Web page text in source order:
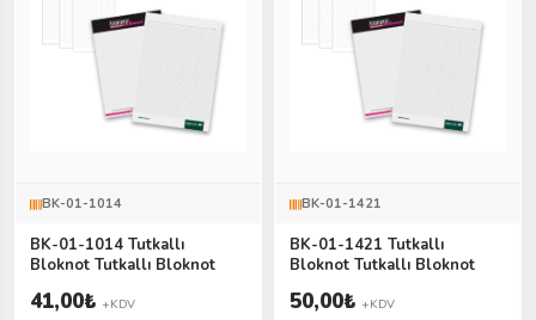
BK-01-1014
BK-01-1014 Tutkallı
Bloknot Tutkallı Bloknot
41,00₺ +KDV
BK-01-1421
BK-01-1421 Tutkallı
Bloknot Tutkallı Bloknot
50,00₺ +KDV